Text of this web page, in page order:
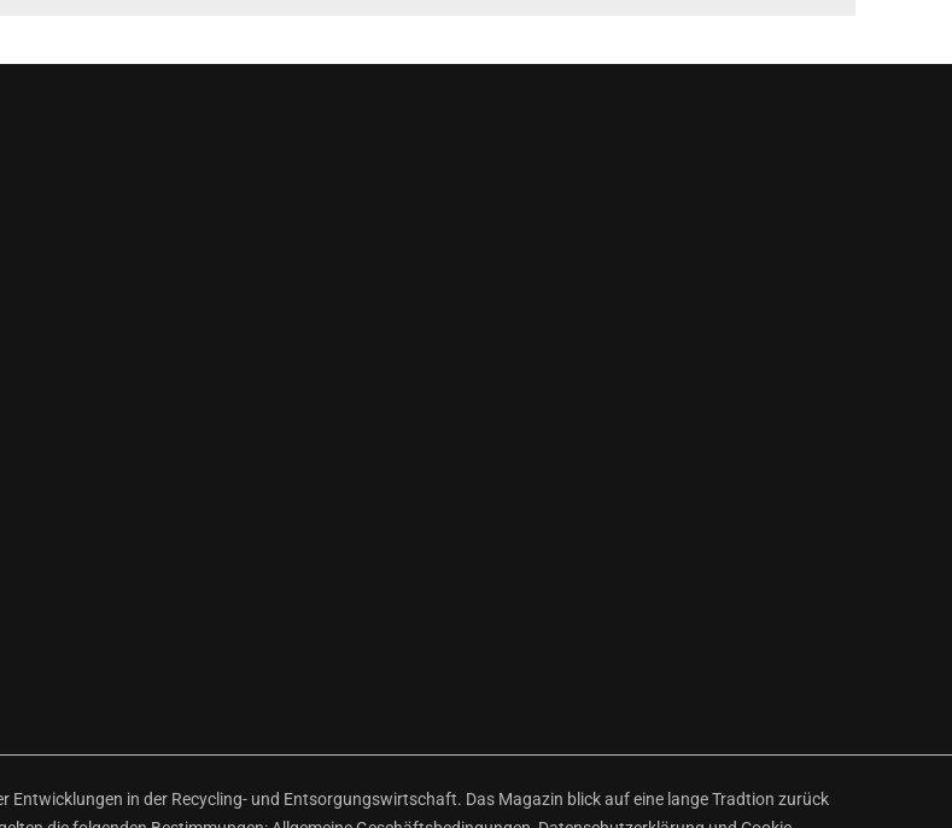
Entwicklungen in der Recycling- und Entsorgungswirtschaft. Das Magazin blick auf eine lange Tradtion zurück